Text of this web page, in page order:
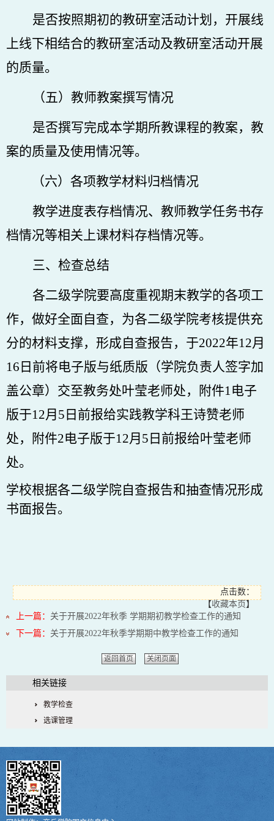
是否按照期初的教研室活动计划， 开展线
上线下相结合的教研室活动及教研室活动开展
的质量。
（五）教师教案撰写情况
是否撰写完成本学期所教课程的教案，教
案的质量及使用情况等。
（六）各项教学材料归档情况
教学进度表存档情况、教师教学任务书存
档情况等相关上课材料存档情况等。
三、检查总结
各二级学院要高度重视期末教学的各项工
作，做好全面自查，为各二级学院考核提供充
分的材料支撑，形成自查报告，于2022年12月
16日前将电子版与纸质版（学院负责人签字加
盖公章）交至教务处叶莹老师处，附件1电子
版于12月5日前报给实践教学科王诗赞老师
处，附件2电子版于12月5日前报给叶莹老师
处。
学校根据各二级学院自查报告和抽查情况形成
书面报告。
点击数：
【收藏本页】
上一篇： 关于开展2022年秋季 学期期初教学检查工作的通知
下一篇： 关于开展2022年秋季学期期中教学检查工作的通知
返回首页 关闭页面
相关链接
教学检查
选课管理